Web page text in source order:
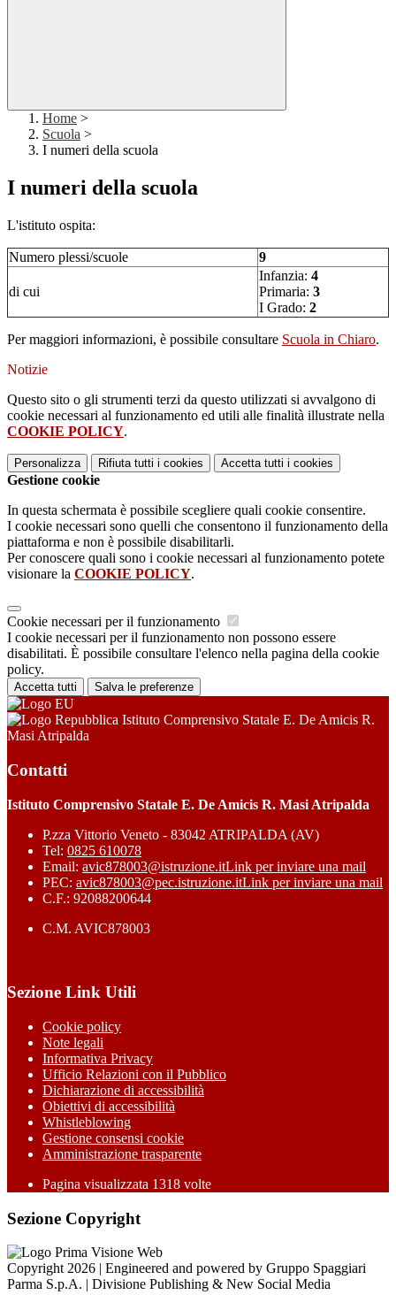
Home >
Scuola >
I numeri della scuola
I numeri della scuola
L'istituto ospita:
Numero plessi/scuole 9
di cui
Infanzia: 4
Primaria: 3
I Grado: 2
Per maggiori informazioni, è possibile consultare Scuola in Chiaro.
Notizie
Questo sito o gli strumenti terzi da questo utilizzati si avvalgono di
cookie necessari al funzionamento ed utili alle finalità illustrate nella
COOKIE POLICY.
Personalizza Rifiuta tutti i cookies Accetta tutti i cookies
Gestione cookie
In questa schermata è possibile scegliere quali cookie consentire.
I cookie necessari sono quelli che consentono il funzionamento della
piattaforma e non è possibile disabilitarli.
Per conoscere quali sono i cookie necessari al funzionamento potete
visionare la COOKIE POLICY.
Cookie necessari per il funzionamento
I cookie necessari per il funzionamento non possono essere
disabilitati. È possibile consultare l'elenco nella pagina della cookie
policy.
Accetta tutti Salva le preferenze
Istituto Comprensivo Statale E. De Amicis R.
Masi Atripalda
Contatti
Istituto Comprensivo Statale E. De Amicis R. Masi Atripalda
P.zza Vittorio Veneto - 83042 ATRIPALDA (AV)
Tel: 0825 610078
Email: avic878003@istruzione.itLink per inviare una mail
PEC: avic878003@pec.istruzione.itLink per inviare una mail
C.F.: 92088200644
C.M. AVIC878003
Sezione Link Utili
Cookie policy
Note legali
Informativa Privacy
Ufficio Relazioni con il Pubblico
Dichiarazione di accessibilità
Obiettivi di accessibilità
Whistleblowing
Gestione consensi cookie
Amministrazione trasparente
Pagina visualizzata 1318 volte
Sezione Copyright
Copyright 2026 | Engineered and powered by Gruppo Spaggiari
Parma S.p.A. | Divisione Publishing & New Social Media